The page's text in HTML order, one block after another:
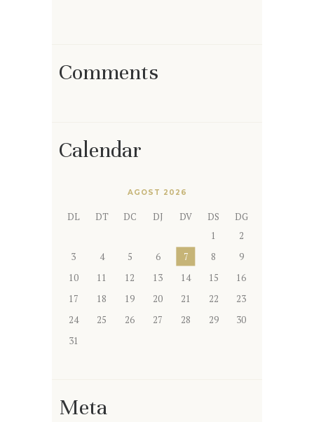
Comments
Calendar
AGOST 2026
DL DT DC DJ DV DS
DG
1
2
3
4 5 6 7 8
9
10
11 12 13 14 15
16
17
18 19 20 21 22
23
24
25 26 27 28 29
30
31
Meta